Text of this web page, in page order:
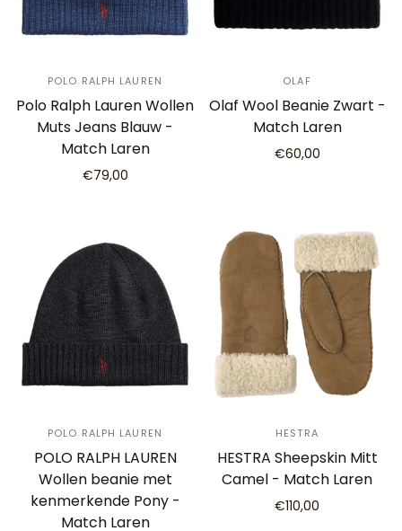
POLO RALPH LAUREN
Polo Ralph Lauren Wollen
Muts Jeans Blauw -
Match Laren
€79,00
OLAF
Olaf Wool Beanie Zwart -
Match Laren
€60,00
POLO RALPH LAUREN
POLO RALPH LAUREN
Wollen beanie met
kenmerkende Pony -
Match Laren
HESTRA
HESTRA Sheepskin Mitt
Camel - Match Laren
€110,00